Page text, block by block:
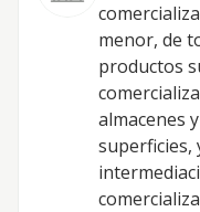
menor, de
productos
almacenes
superficies,